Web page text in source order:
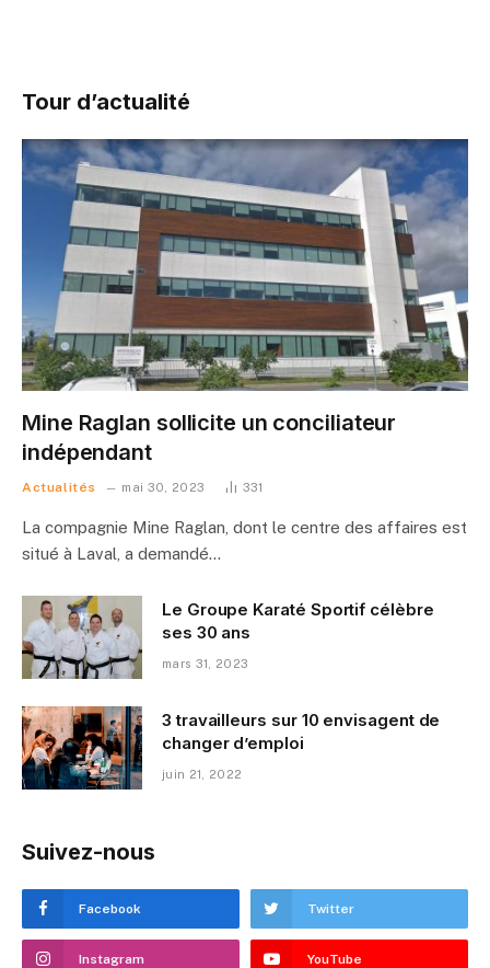
Tour d’actualité
Mine Raglan sollicite un conciliateur
indépendant
Actualités mai 30, 2023 331
La compagnie Mine Raglan, dont le centre des affaires est
situé à Laval, a demandé…
Le Groupe Karaté Sportif célèbre
ses 30 ans
mars 31, 2023
3 travailleurs sur 10 envisagent de
changer d’emploi
juin 21, 2022
Suivez-nous
Facebook Twitter
Instagram YouTube